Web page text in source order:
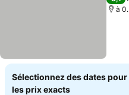
à
Sélectionnez des dates
les prix exacts